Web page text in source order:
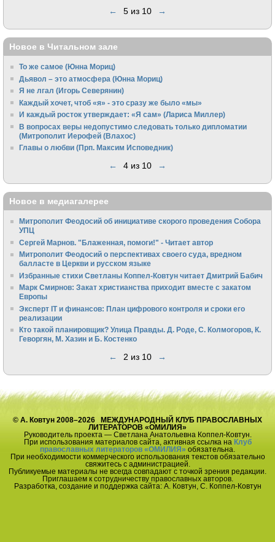
← 5 из 10 →
Новое в Читальном зале
То же самое (Юнна Мориц)
Дьявол – это атмосфера (Юнна Мориц)
Я не лгал (Игорь Северянин)
Каждый хочет, чтоб «я» - это сразу же было «мы»
И каждый росток утверждает: «Я сам» (Лариса Миллер)
В вопросах веры недопустимо следовать только дипломатии
(Митрополит Иерофей (Влахос)
Главы о любви (Прп. Максим Исповедник)
← 4 из 10 →
Новое в медиагалерее
Митрополит Феодосий об инициативе скорого проведения Собора
УПЦ
Сергей Марнов. "Блаженная, помоги!" - Читает автор
Митрополит Феодосий о перспективах своего суда, вредном
балласте в Церкви и русском языке
Избранные стихи Светланы Коппел-Ковтун читает Дмитрий Бабич
Марк Смирнов: Закат христианства приходит вместе с закатом
Европы
Эксперт IT и финансов: План цифрового контроля и сроки его
реализации
Кто такой планировщик? Улица Правды. Д. Роде, С. Колмогоров, К.
Геворгян, М. Хазин и Б. Костенко
← 2 из 10 →
© А. Ковтун 2008–2026 МЕЖДУНАРОДНЫЙ КЛУБ ПРАВОСЛАВНЫХ
ЛИТЕРАТОРОВ «ОМИЛИЯ»
Руководитель проекта — Светлана Анатольевна Коппел-Ковтун.
При использования материалов сайта, активная ссылка на Клуб
православных литераторов «ОМИЛИЯ» обязательна.
При необходимости коммерческого использования текстов обязательно
свяжитесь с администрацией.
Публикуемые материалы не всегда совпадают с точкой зрения редакции.
Приглашаем к сотрудничеству православных авторов.
Разработка, создание и поддержка сайта: А. Ковтун, С. Коппел-Ковтун